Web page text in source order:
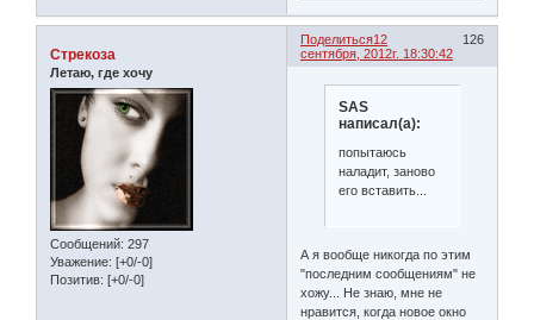
Поделиться 126
12
сентября, 2012г. 18:30:42
Стрекоза
Летаю, где хочу
Сообщений: 297
Уважение: [+0/-0]
Позитив: [+0/-0]
SAS
написал(а):
попытаюсь
наладит, заново
его вставить...
А я вообще никогда по этим
"последним сообщениям" не
хожу... Не знаю, мне не
нравится, когда новое окно